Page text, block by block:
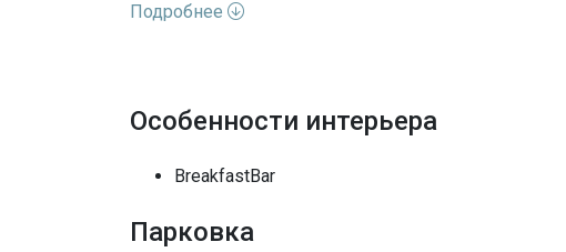
Полы
Подробнее
Особенности интерьера
BreakfastBar
Парковка